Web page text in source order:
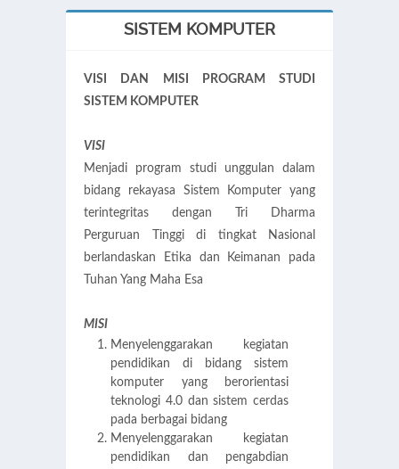
SISTEM KOMPUTER
VISI DAN MISI PROGRAM STUDI
SISTEM KOMPUTER
VISI
Menjadi program studi unggulan dalam
bidang rekayasa Sistem Komputer yang
terintegritas dengan Tri Dharma
Perguruan Tinggi di tingkat Nasional
berlandaskan Etika dan Keimanan pada
Tuhan Yang Maha Esa
MISI
Menyelenggarakan kegiatan
pendidikan di bidang sistem
komputer yang berorientasi
teknologi 4.0 dan sistem cerdas
pada berbagai bidang
Menyelenggarakan kegiatan
pendidikan dan pengabdian